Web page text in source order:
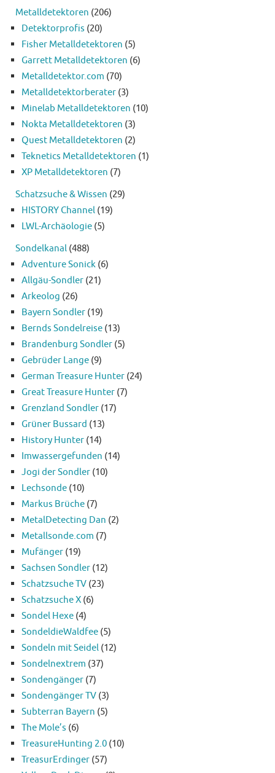
Metalldetektoren (206)
Detektorprofis (20)
Fisher Metalldetektoren (5)
Garrett Metalldetektoren (6)
Metalldetektor.com (70)
Metalldetektorberater (3)
Minelab Metalldetektoren (10)
Nokta Metalldetektoren (3)
Quest Metalldetektoren (2)
Teknetics Metalldetektoren (1)
XP Metalldetektoren (7)
Schatzsuche & Wissen (29)
HISTORY Channel (19)
LWL-Archäologie (5)
Sondelkanal (488)
Adventure Sonick (6)
Allgäu-Sondler (21)
Arkeolog (26)
Bayern Sondler (19)
Bernds Sondelreise (13)
Brandenburg Sondler (5)
Gebrüder Lange (9)
German Treasure Hunter (24)
Great Treasure Hunter (7)
Grenzland Sondler (17)
Grüner Bussard (13)
History Hunter (14)
Imwassergefunden (14)
Jogi der Sondler (10)
Lechsonde (10)
Markus Brüche (7)
MetalDetecting Dan (2)
Metallsonde.com (7)
Mufänger (19)
Sachsen Sondler (12)
Schatzsuche TV (23)
Schatzsuche X (6)
Sondel Hexe (4)
SondeldieWaldfee (5)
Sondeln mit Seidel (12)
Sondelnextrem (37)
Sondengänger (7)
Sondengänger TV (3)
Subterran Bayern (5)
The Mole’s (6)
TreasureHunting 2.0 (10)
TreasurErdinger (57)